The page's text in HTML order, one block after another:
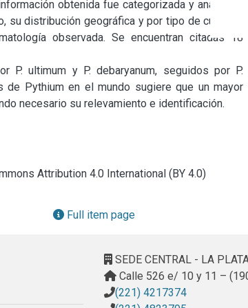
obtenida fue categorizada y analizada
distribución geográfica y por tipo de cultivos,
observada. Se encuentran citadas 18
P. ultimum y P. debaryanum, seguidos por P.
de Pythium en el mundo sugiere que un mayor
necesario su relevamiento e identificación.
Attribution 4.0 International (BY 4.0)
Full item page
SEDE CENTRAL - LA
Calle 526 e/ 10 y 11 –
(221) 4217374